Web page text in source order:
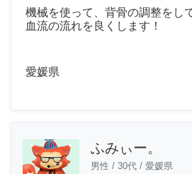
機械を使って、背骨の調整をし
血流の流れを良くします！
愛媛県
ふみぃー。
男性 / 30代 / 愛媛県